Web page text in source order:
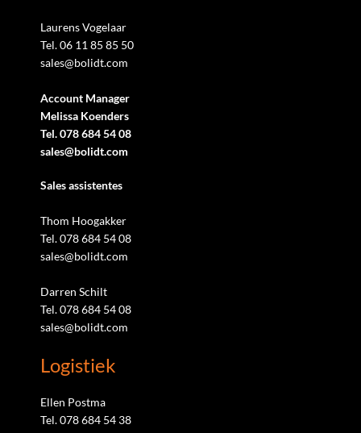
Laurens Vogelaar
Tel. 06 11 85 85 50
sales@bolidt.com
Account Manager
Melissa Koenders
Tel. 078 684 54 08
sales@bolidt.com
Sales assistentes
Thom Hoogakker
Tel. 078 684 54 08
sales@bolidt.com
Darren Schilt
Tel. 078 684 54 08
sales@bolidt.com
Logistiek
Ellen Postma
Tel. 078 684 54 38